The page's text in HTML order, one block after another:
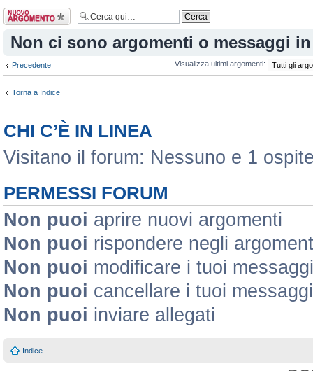
Scrivi un nuovo
argomento
Non ci sono argomenti o messaggi
Precedente Visualizza ultimi argomenti:
Torna a Indice
CHI C’È IN LINEA
Visitano il forum: Nessuno e 1
PERMESSI FORUM
Non puoi aprire nuovi argomenti
Non puoi rispondere negli
Non puoi modificare i tuoi messaggi
Non puoi cancellare i tuoi messaggi
Non puoi inviare allegati
Indice